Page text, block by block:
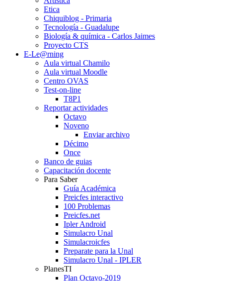
Etica
Chiquiblog - Primaria
Tecnología - Guadalupe
Biología & química - Carlos Jaimes
Proyecto CTS
E-Le@rning
Aula virtual Chamilo
Aula virtual Moodle
Centro OVAS
Test-on-line
T8P1
Reportar actividades
Octavo
Noveno
Enviar archivo
Décimo
Once
Banco de guias
Capacitación docente
Para Saber
Guía Académica
Preicfes interactivo
100 Problemas
Preicfes.net
Ipler Android
Simulacro Unal
Simulacroicfes
Preparate para la Unal
Simulacro Unal - IPLER
PlanesTI
Plan Octavo-2019